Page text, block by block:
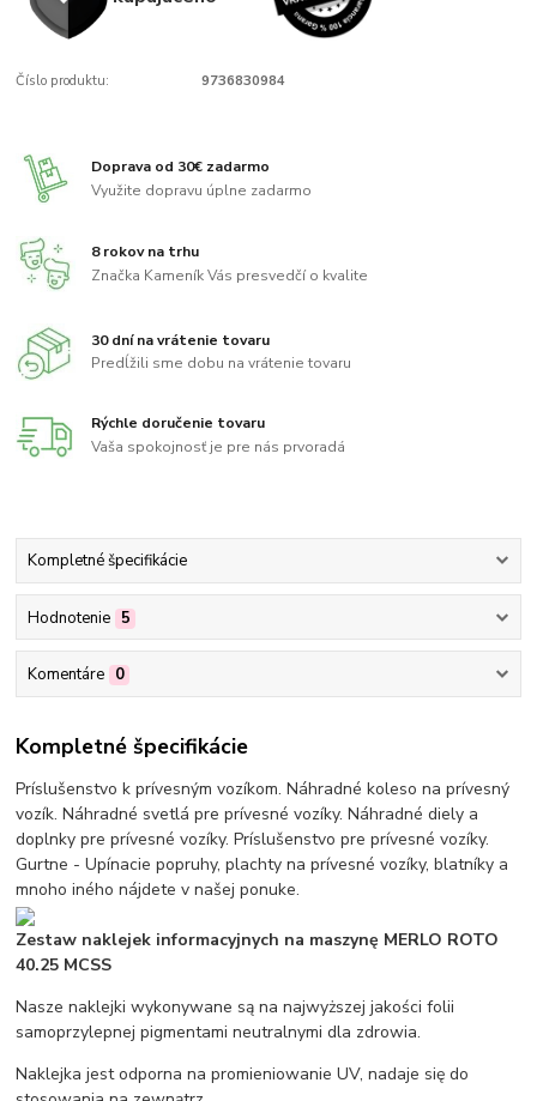
Číslo produktu: 9736830984
Doprava od 30€ zadarmo
Využite dopravu úplne zadarmo
8 rokov na trhu
Značka Kameník Vás presvedčí o kvalite
30 dní na vrátenie tovaru
Predĺžili sme dobu na vrátenie tovaru
Rýchle doručenie tovaru
Vaša spokojnosť je pre nás prvoradá
Kompletné špecifikácie
Hodnotenie 5
Komentáre 0
Kompletné špecifikácie
Príslušenstvo k prívesným vozíkom. Náhradné koleso na prívesný
vozík. Náhradné svetlá pre prívesné vozíky. Náhradné diely a
doplnky pre prívesné vozíky. Príslušenstvo pre prívesné vozíky.
Gurtne - Upínacie popruhy, plachty na prívesné vozíky, blatníky a
mnoho iného nájdete v našej ponuke.
Zestaw naklejek informacyjnych na maszynę MERLO ROTO
40.25 MCSS
Nasze naklejki wykonywane są na najwyższej jakości folii
samoprzylepnej pigmentami neutralnymi dla zdrowia.
Naklejka jest odporna na promieniowanie UV, nadaje się do